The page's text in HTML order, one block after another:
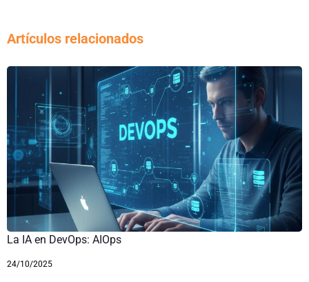
Artículos relacionados
La IA en DevOps: AIOps
24/10/2025